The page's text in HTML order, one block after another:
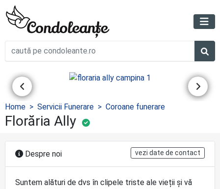
Home Servicii Funerare Coroane funerare
Florăria Ally
Despre noi vezi date de contact
Suntem alături de dvs în clipele triste ale vieții și vă